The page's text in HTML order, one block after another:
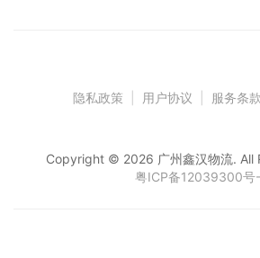
隐私政策 用户协议 服务条款
Copyright © 2026 广州鑫汉物流. All
粤ICP备12039300号